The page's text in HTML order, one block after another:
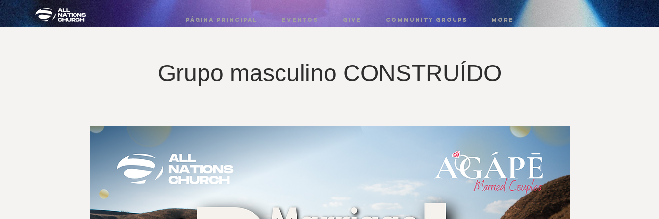
PÁGINA PRINCIPAL EVENTOS GIVE COMMUNITY GROUPS More
Grupo masculino CONSTRUÍDO